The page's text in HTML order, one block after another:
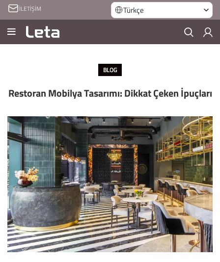
İLETİŞİM Türkçe
BLOG
Restoran Mobilya Tasarımı: Dikkat Çeken İpuçları